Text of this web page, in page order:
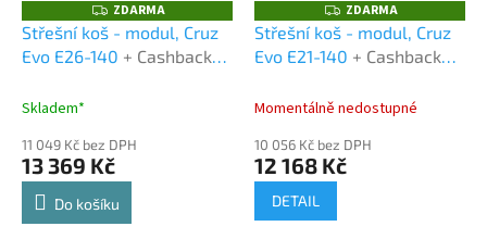
Z
D
A
R
ZDARMA
Střešní koš - modul, Cruz
Evo E26-140 + Cashback
sleva za platbu předem
Skladem*
11 049 Kč bez DPH
13 369 Kč
Do košíku
Z
D
A
R
ZDARMA
Střešní koš - modul, Cruz
Evo E21-140 + Cashback
sleva za platbu předem
Momentálně nedostupné
10 056 Kč bez DPH
12 168 Kč
DETAIL